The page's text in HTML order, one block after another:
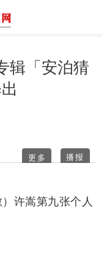
辑「安泊猜
更多
许嵩第九张个人